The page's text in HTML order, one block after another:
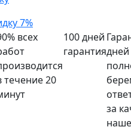
7%
всех
течение 20
100 дней
гарантия
за